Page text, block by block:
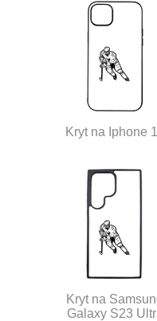
Kryt na Iphone
Kryt na
Galaxy S23